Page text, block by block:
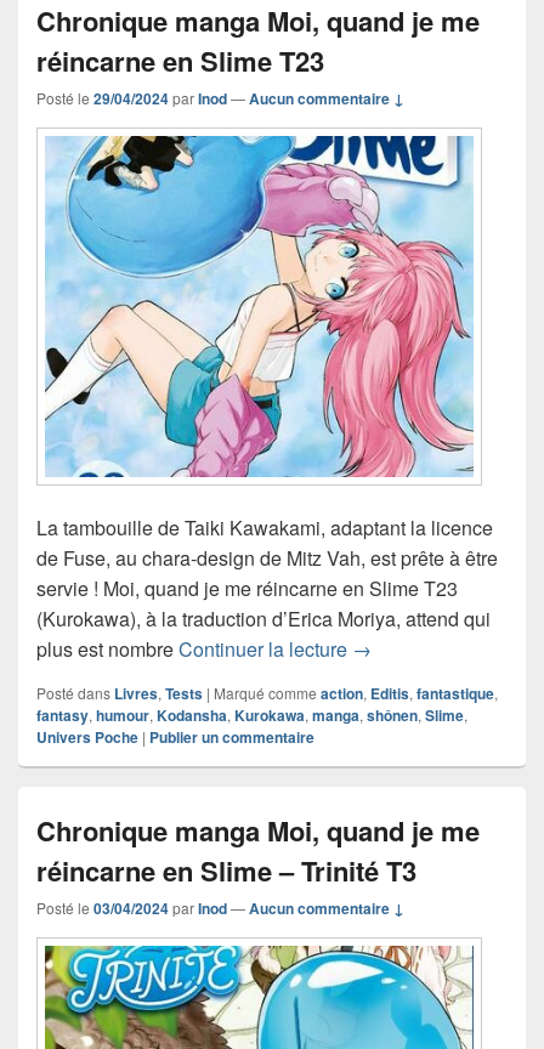
Chronique manga Moi, quand je me
réincarne en Slime T23
Posté le 29/04/2024parInod—Aucun commentaire ↓
La tambouille de Taiki Kawakami, adaptant la licence
de Fuse, au chara-design de Mitz Vah, est prête à être
servie ! Moi, quand je me réincarne en Slime T23
(Kurokawa), à la traduction d’Erica Moriya, attend qui
plus est nombreContinuer la lecture Chronique manga
→
Posté dans Livres, Tests | Marqué comme action, Editis, fantastique,
fantasy, humour, Kodansha, Kurokawa, manga, shônen, Slime,
Univers Poche | Publier un commentaire
Chronique manga Moi, quand je me
réincarne en Slime – Trinité T3
Posté le 03/04/2024parInod—Aucun commentaire ↓